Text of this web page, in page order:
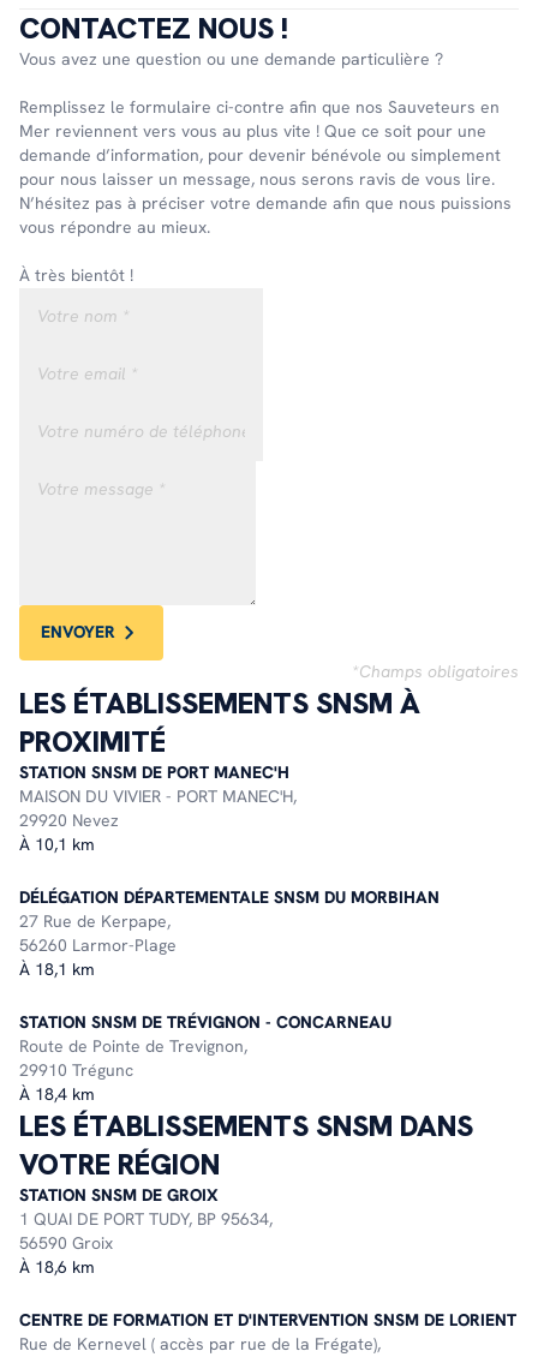
CONTACTEZ NOUS !
Vous avez une question ou une demande particulière ?
Remplissez le formulaire ci-contre afin que nos Sauveteurs en
Mer reviennent vers vous au plus vite ! Que ce soit pour une
demande d’information, pour devenir bénévole ou simplement
pour nous laisser un message, nous serons ravis de vous lire.
N’hésitez pas à préciser votre demande afin que nous puissions
vous répondre au mieux.
À très bientôt !
ENVOYER
*Champs obligatoires
LES ÉTABLISSEMENTS SNSM À
PROXIMITÉ
STATION SNSM DE PORT MANEC'H
MAISON DU VIVIER - PORT MANEC'H,
29920 Nevez
À 10,1 km
DÉLÉGATION DÉPARTEMENTALE SNSM DU MORBIHAN
27 Rue de Kerpape,
56260 Larmor-Plage
À 18,1 km
STATION SNSM DE TRÉVIGNON - CONCARNEAU
Route de Pointe de Trevignon,
29910 Trégunc
À 18,4 km
LES ÉTABLISSEMENTS SNSM DANS
VOTRE RÉGION
STATION SNSM DE GROIX
1 QUAI DE PORT TUDY, BP 95634,
56590 Groix
À 18,6 km
CENTRE DE FORMATION ET D'INTERVENTION SNSM DE LORIENT
Rue de Kernevel ( accès par rue de la Frégate),